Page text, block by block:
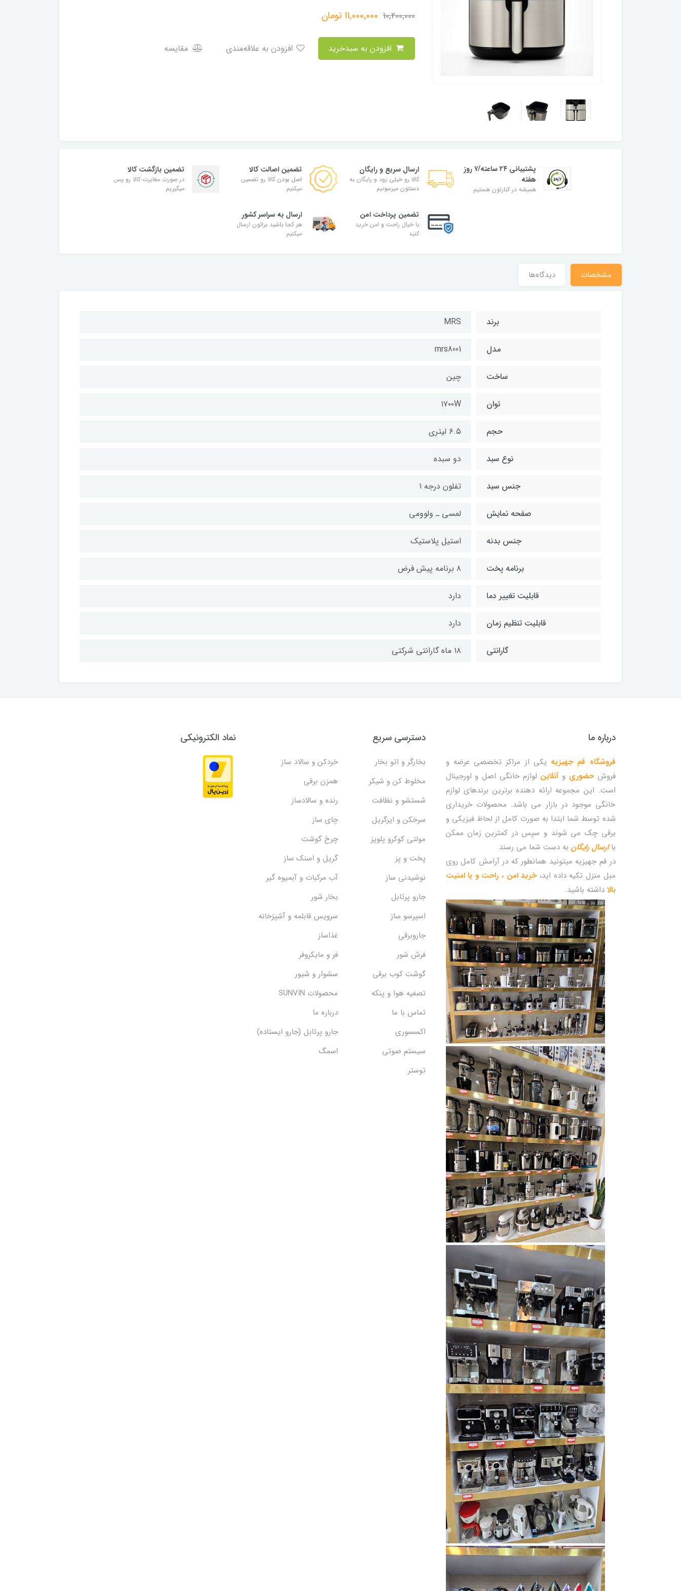
10,200,000
11,000,000تومان
مقایسه
پشتیبانی ۲۴ ساعته/۷ روز
هفته
همیشه در کنارتون هستیم
ارسال سریع و رایگان
کالا رو خیلی زود و رایگان به
دستتون میرسونیم
تضمین اصالت کالا
اصل بودن کالا رو تضمین
میکنیم
تضمین بازگشت کالا
در صورت مغایرت کالا رو پس
میگیریم
تضمین پرداخت امن
با خیال راحت و امن خرید
کنید
ارسال به سراسر کشور
هر کجا باشید براتون ارسال
میکنیم
مشخصات دیدگاه‌ها
برند MRS
مدل mrs8001
ساخت چین
توان ۱۷۰۰W
حجم ۶.۵ لیتری
نوع سبد دو سبده
جنس سبد تفلون درجه ۱
صفحه نمایش لمسی ـ ولوومی
جنس بدنه استیل پلاستیک
برنامه پخت ۸ برنامه پیش فرض
قابلیت تغییر دما دارد
قابلیت تنظیم زمان دارد
گارانتی ۱۸ ماه گارانتی شرکتی
درباره ما
فروشگاه قم جهیزیه یکی از مراکز تخصصی عرضه و
فروشحضوری و آنلاین لوازم خانگی اصل و اورجینال
است. این مجموعه ارائه دهنده برترین برندهای لوازم
خانگی موجود در بازار می باشد. محصولات خریداری
شده توسط شما ابتدا به صورت کامل از لحاظ فیزیکی و
برقی چک می شوند و سپس در کمترین زمان ممکن
با ارسال رایگان به دست شما می رسند.
در قم جهیزیه میتونید همانطور که در آرامش کامل روی
مبل منزل تکیه داده اید،خرید امن ، راحت و با امنیت
بالا داشته باشید.
دسترسی سریع
بخارگر و اتو بخار
خردکن و سالاد ساز
مخلوط کن و شیکر
همزن برقی
شستشو و نظافت
رنده و سالادساز
سرخکن و ایرگریل
چای ساز
مولتی کوکرو پلوپز
چرخ گوشت
پخت و پز
گریل و اسنک‌ ساز
نوشیدنی ساز
آب مرکبات و آبمیوه گیر
جارو پرتابل
بخار شور
اسپرسو ساز
سرویس قابلمه و آشپزخانه
جاروبرقی
غذاساز
فرش شور
فر و مایکروفر
گوشت کوب برقی
سشوار و شیور
تصفیه هوا و پنکه
محصولات SUNVIN
تماس با ما
درباره ما
اکسسوری
جارو پرتابل (جارو ایستاده)
سیستم صوتی
اسمگ
توستر
نماد الکترونیکی